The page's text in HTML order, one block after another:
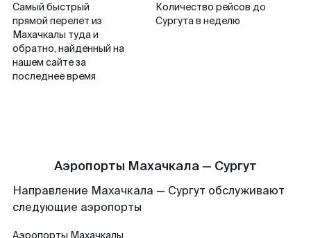
Самый быстрый
прямой перелет из
Махачкалы туда и
обратно, найденный на
нашем сайте за
последнее время
Количество рейсов до
Сургута в неделю
Аэропорты Махачкала — Сургут
Направление Махачкала — Сургут обслуживают
следующие аэропорты
Аэропорты Махачкалы